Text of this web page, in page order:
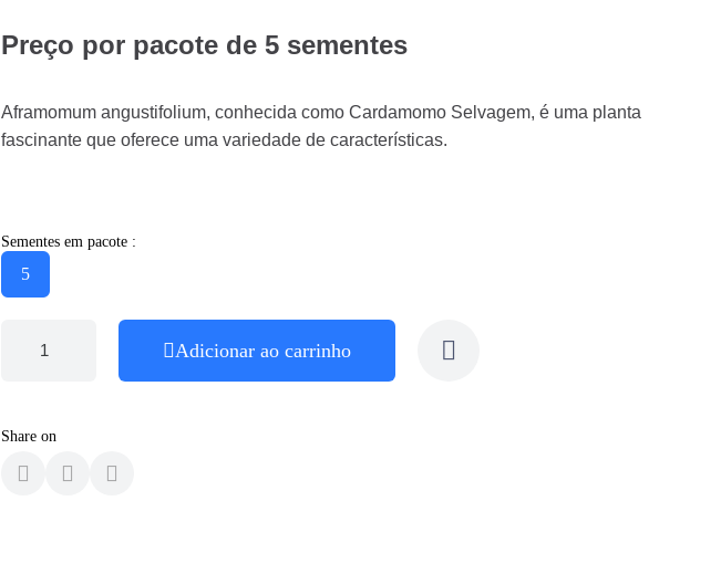
Preço por pacote de 5 sementes
Aframomum angustifolium, conhecida como Cardamomo Selvagem, é uma planta
fascinante que oferece uma variedade de características.
Sementes em pacote :
5
Adicionar ao carrinho
Share on